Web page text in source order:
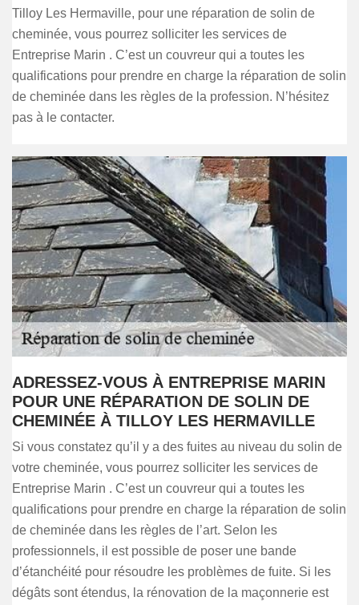
Tilloy Les Hermaville, pour une réparation de solin de
cheminée, vous pourrez solliciter les services de
Entreprise Marin . C’est un couvreur qui a toutes les
qualifications pour prendre en charge la réparation de solin
de cheminée dans les règles de la profession. N’hésitez
pas à le contacter.
ADRESSEZ-VOUS À ENTREPRISE MARIN
POUR UNE RÉPARATION DE SOLIN DE
CHEMINÉE À TILLOY LES HERMAVILLE
Si vous constatez qu’il y a des fuites au niveau du solin de
votre cheminée, vous pourrez solliciter les services de
Entreprise Marin . C’est un couvreur qui a toutes les
qualifications pour prendre en charge la réparation de solin
de cheminée dans les règles de l’art. Selon les
professionnels, il est possible de poser une bande
d’étanchéité pour résoudre les problèmes de fuite. Si les
dégâts sont étendus, la rénovation de la maçonnerie est